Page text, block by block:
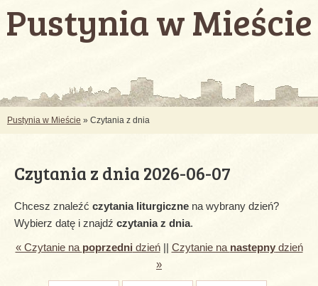
Pustynia w Mieście
Pustynia w Mieście » Czytania z dnia
Czytania z dnia 2026-06-07
Chcesz znaleźć czytania liturgiczne na wybrany dzień?
Wybierz datę i znajdź czytania z dnia.
« Czytanie na poprzedni dzień|| Czytanie na nastepnydzień
»